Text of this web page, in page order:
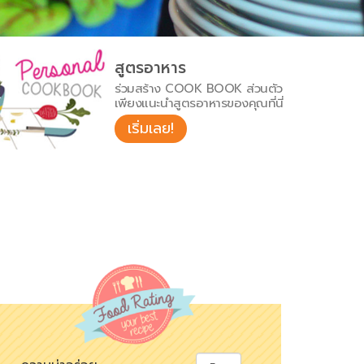
สูตรอาหาร
ร่วมสร้าง COOK BOOK ส่วนตัว
เพียงแนะนำสูตรอาหารของคุณที่นี่
เริ่มเลย!